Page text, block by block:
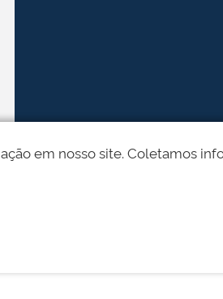
em nosso site. Coletamos